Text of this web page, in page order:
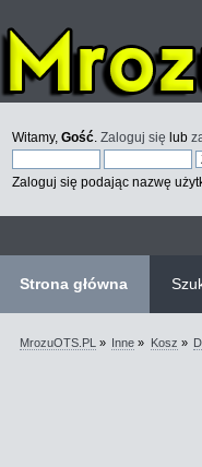
Witamy, Gość Zaloguj się lub
Zaloguj się podając nazwę
Strona główna
MrozuOTS.PL » Inne » Kosz »